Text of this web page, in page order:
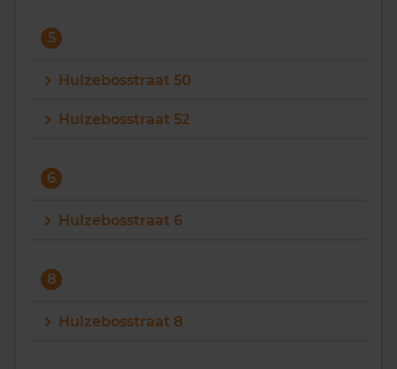
5
Hulzebosstraat 50
Hulzebosstraat 52
6
Hulzebosstraat 6
8
Hulzebosstraat 8